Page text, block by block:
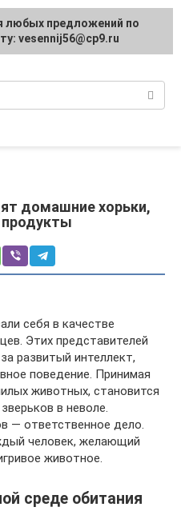
средства,
домашние хорьки,
себя в качестве
Этих представителей
развитый интеллект,
поведение. Принимая
животных, становится
в неволе.
— ответственное дело.
человек, желающий
животное.
среде обитания
любых предложений по
vesennij56@cp9.ru